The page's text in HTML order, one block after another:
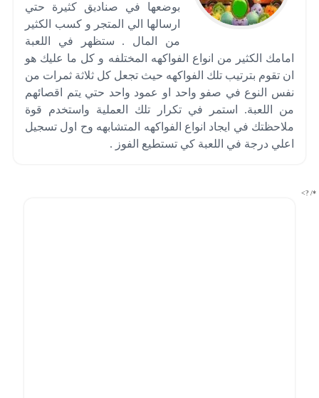
بوضعها في صناديق كثيرة حتي
ارسالها الي المتجر و كسب الكثير
من المال . ستظهر في اللعبة
امامك الكثير من انواع الفواكهه المختلفه و كل ما عليك هو
ان تقوم بترتيب تلك الفواكهه حيث تجعل كل ثلاثة ثمرات من
نفس النوع في صفو واحد او عمود واحد حتي يتم اقصائهم
من اللعبة. استمر في تكرار تلك العملية واستخدم قوة
ملاحظتك في ايجاد انواع الفواكهه المتشابهه وح اول تسجيل
اعلي درجة في اللعبة كي تستطيع الفوز .
*/ ?>